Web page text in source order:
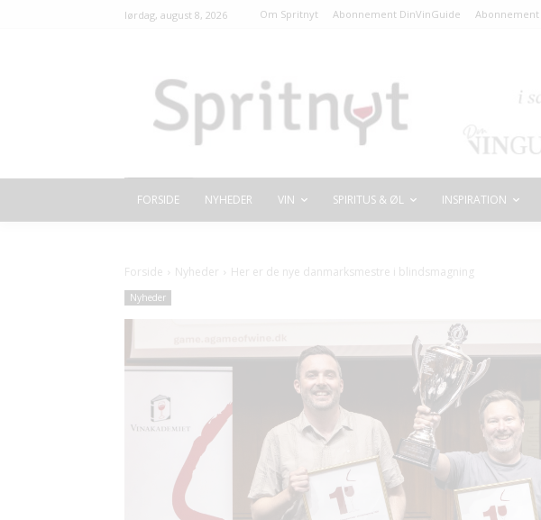
lørdag, august 8, 2026 Om Spritnyt Abonnement DinVinGuide Abonnement
FORSIDE NYHEDER VIN SPIRITUS & ØL INSPIRATION
Forside Nyheder Her er de nye danmarksmestre i blindsmagning
Nyheder